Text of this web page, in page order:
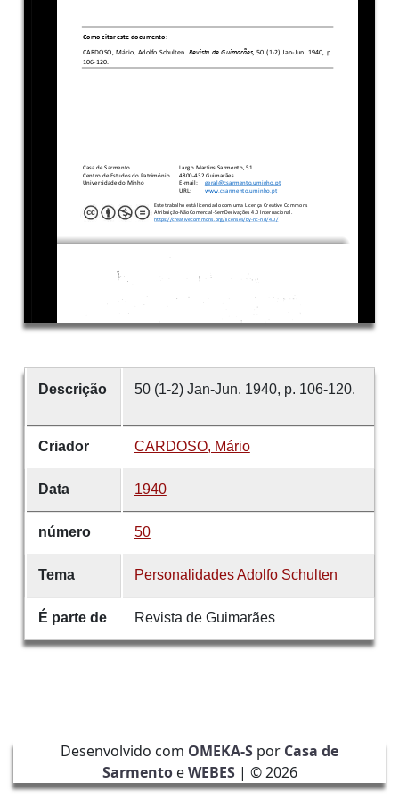
Descrição 50 (1-2) Jan-Jun. 1940, p. 106-120.
Criador CARDOSO, Mário
Data 1940
número 50
Tema PersonalidadesAdolfo Schulten
É parte de Revista de Guimarães
Desenvolvido com OMEKA-S por Casa de
SarmentoeWEBES| ©2026